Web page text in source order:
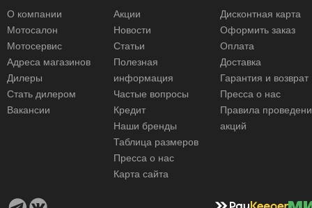
О компании
Мотосалон
Мотосервис
Адреса магазинов
Дилеры
Стать дилером
Вакансии
Акции
Новости
Статьи
Полезная
информация
Частые вопросы
Кредит
Наши бренды
Таблица размеров
Пресса о нас
Карта сайта
Дисконтная карта
Оформить заказ
Оплата
Доставка
Гарантия и возврат
Пресса о нас
Правила
акций